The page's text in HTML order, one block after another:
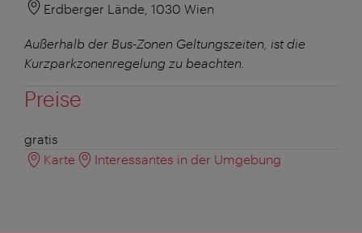
Erdberger Lände, 1030 Wien
Außerhalb der Bus-Zonen Geltungszeiten, ist die
Kurzparkzonenregelung zu beachten.
Preise
gratis
Karte
Interessantes in der Umgebung